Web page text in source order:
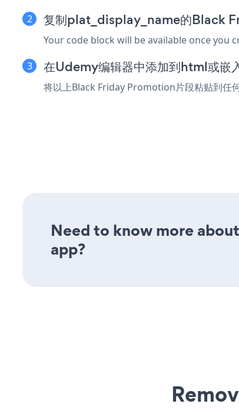
复制plat_display_name的Black
Your code block will be available once you
在Udemy编辑器中添加到html或嵌
将以上Black Friday Promotion片段粘贴到任
Need to know more
app?